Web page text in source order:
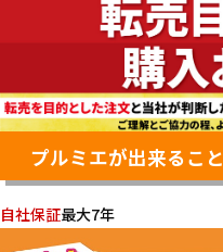
プルミエが出来ること
自社保証最大7年